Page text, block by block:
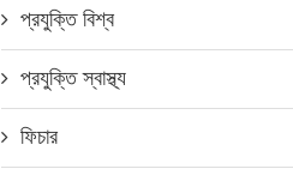
প্রযুক্তি বিশ্ব
প্রযুক্তি স্বাস্থ্য
ফিচার